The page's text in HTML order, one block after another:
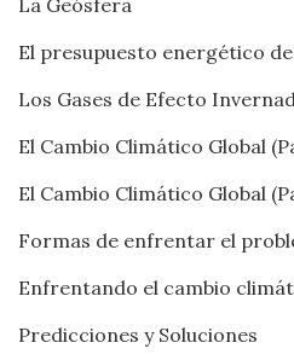
El presupuesto energético
Los Gases de Efecto
El Cambio Climático Global
El Cambio Climático Global
Formas de enfrentar el
Enfrentando el cambio
Predicciones y Soluciones